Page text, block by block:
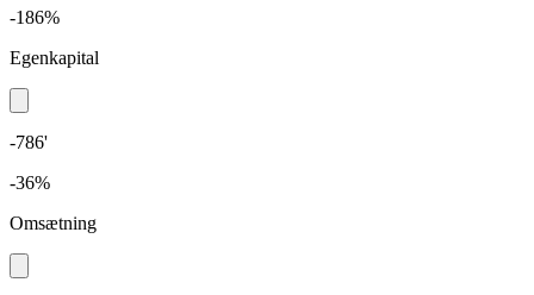
-186%
Egenkapital
-786'
-36%
Omsætning